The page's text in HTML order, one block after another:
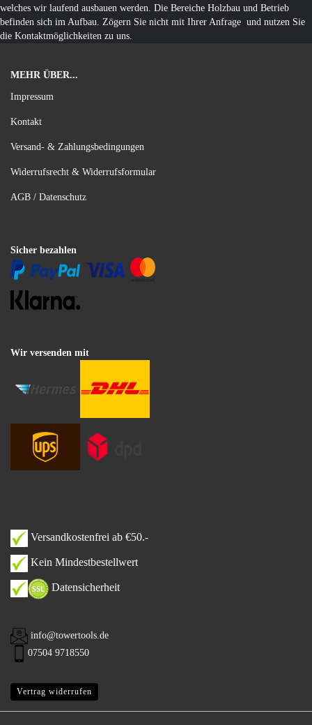
welches wir laufend ausbauen werden. Die Bereiche Holzbau und Betrieb
befinden sich im Aufbau. Zögern Sie nicht mit Ihrer Anfrage und nutzen Sie
die Kontaktmöglichkeiten zu uns.
MEHR ÜBER...
Impressum
Kontakt
Versand- & Zahlungsbedingungen
Widerrufsrecht & Widerrufsformular
AGB / Datenschutz
Sicher bezahlen
Wir versenden mit
Versandkostenfrei ab €50.-
Kein Mindestbestellwert
Datensicherheit
info@towertools.de
07504 9718550
Vertrag widerrufen